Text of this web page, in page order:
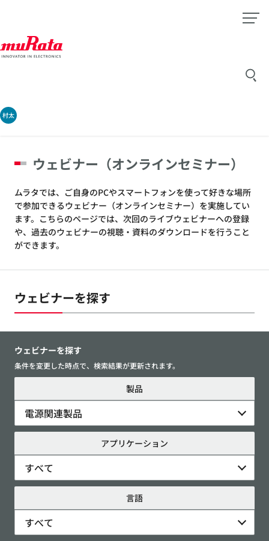
村太
ウェビナー（オンラインセミナー）
ムラタでは、ご自身のPCやスマートフォンを使って好きな場所
で参加できるウェビナー（オンラインセミナー）を実施してい
ます。こちらのページでは、次回のライブウェビナーへの登録
や、過去のウェビナーの視聴・資料のダウンロードを行うこと
ができます。
ウェビナーを探す
ウェビナーを探す
条件を変更した時点で、検索結果が更新されます。
製品
電源関連製品
アプリケーション
すべて
言語
すべて